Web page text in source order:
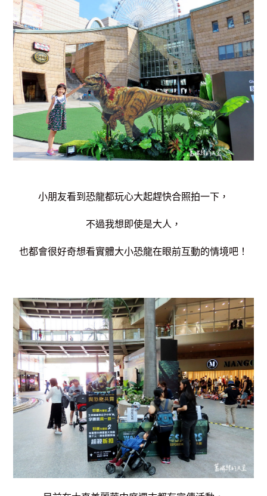
小朋友看到恐龍都玩心大起趕快合照拍一下，
不過我想即使是大人，
也都會很好奇想看實體大小恐龍在眼前互動的情境吧！